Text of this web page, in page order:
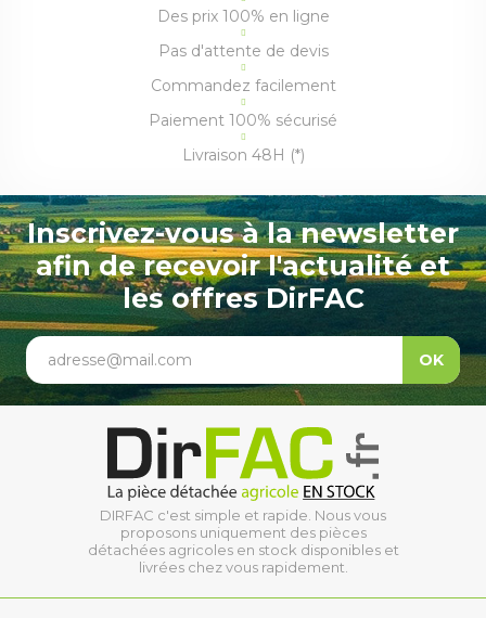
Des prix 100% en ligne
Pas d'attente de devis
Commandez facilement
Paiement 100% sécurisé
Livraison 48H (*)
Inscrivez-vous à la newsletter
afin de recevoir l'actualité et
les offres DirFAC
adresse@mail.com OK
DIRFAC c'est simple et rapide. Nous vous
proposons uniquement des pièces
détachées agricoles en stock disponibles et
livrées chez vous rapidement.